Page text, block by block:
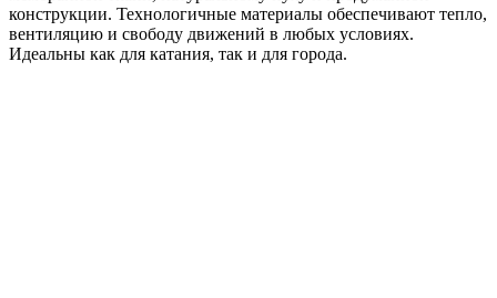
конструкции. Технологичные материалы обеспечивают тепло,
вентиляцию и свободу движений в любых условиях.
Идеальны как для катания, так и для города.